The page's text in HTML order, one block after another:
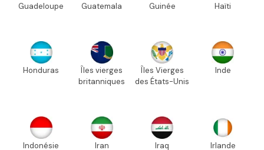
Guadeloupe Guatemala Guinée Haïti
Honduras
Îles vierges
britanniques
Îles Vierges
des États-Unis
Inde
Indonésie Iran Iraq Irlande